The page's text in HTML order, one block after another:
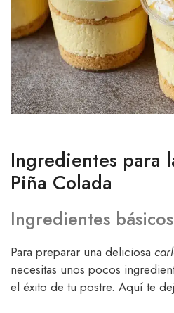
Ingredientes para
Piña Colada
Ingredientes básicos
Para preparar una deliciosa
necesitas unos pocos
el éxito de tu postre. Aquí te